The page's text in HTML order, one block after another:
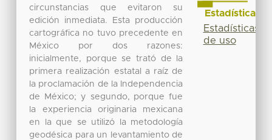
circunstancias que evitaron su
edición inmediata. Esta producción
cartográfica no tuvo precedente en
México por dos razones:
inicialmente, porque se trató de la
primera realización estatal a raíz de
la proclamación de la Independencia
de México; y segundo, porque fue
la experiencia originaria mexicana
en la que se utilizó la metodología
geodésica para un levantamiento de
Estadísticas
Estadísticas
de uso